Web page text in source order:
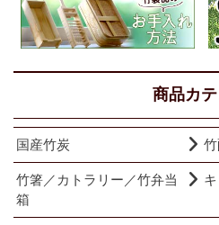
商品カテ
国産竹炭
竹箸／カトラリー／竹弁当
箱